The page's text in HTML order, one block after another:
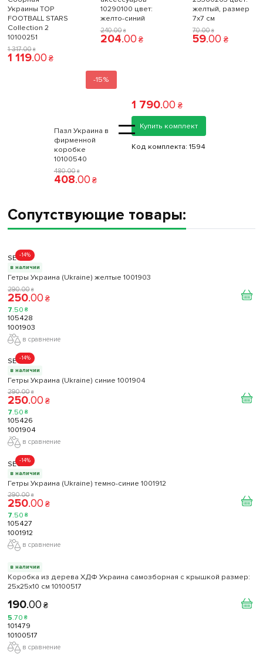
Украины TOP
FOOTBALL STARS
Collection 2
10100251
1 317.00 ₴
1 119.00 ₴
10290100 цвет:
желто-синий
240.00 ₴
204.00 ₴
желтый, размер
7x7 см
70.00 ₴
59.00 ₴
-15%
Пазл Украина в
фирменной
коробке
10100540
480.00 ₴
408.00 ₴
=
1 790.00 ₴
Купить комплект
Код комплекта: 1594
Сопутствующие товары:
-14%
SECO
в наличии
Гетры Украина (Ukraine) желтые 1001903
290.00 ₴
250.00 ₴
7.50 ₴
105428
1001903
в сравнение
-14%
SECO
в наличии
Гетры Украина (Ukraine) синие 1001904
290.00 ₴
250.00 ₴
7.50 ₴
105426
1001904
в сравнение
-14%
SECO
в наличии
Гетры Украина (Ukraine) темно-синие 1001912
290.00 ₴
250.00 ₴
7.50 ₴
105427
1001912
в сравнение
в наличии
Коробка из дерева ХДФ Украина самозборная с крышкой размер:
25х25х10 см 10100517
190.00 ₴
5.70 ₴
101479
10100517
в сравнение